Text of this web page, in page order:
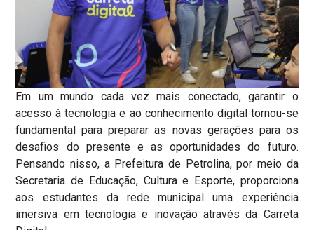
Em um mundo cada vez mais conectado, garantir o
acesso à tecnologia e ao conhecimento digital tornou-se
fundamental para preparar as novas gerações para os
desafios do presente e as oportunidades do futuro.
Pensando nisso, a Prefeitura de Petrolina, por meio da
Secretaria de Educação, Cultura e Esporte, proporciona
aos estudantes da rede municipal uma experiência
imersiva em tecnologia e inovação através da Carreta